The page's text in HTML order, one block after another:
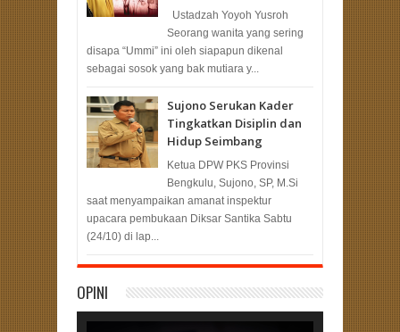
Ustadzah Yoyoh Yusroh
Seorang wanita yang sering
disapa “Ummi” ini oleh siapapun dikenal
sebagai sosok yang bak mutiara y...
Sujono Serukan Kader
Tingkatkan Disiplin dan
Hidup Seimbang
Ketua DPW PKS Provinsi
Bengkulu, Sujono, SP, M.Si
saat menyampaikan amanat inspektur
upacara pembukaan Diksar Santika Sabtu
(24/10) di lap...
OPINI